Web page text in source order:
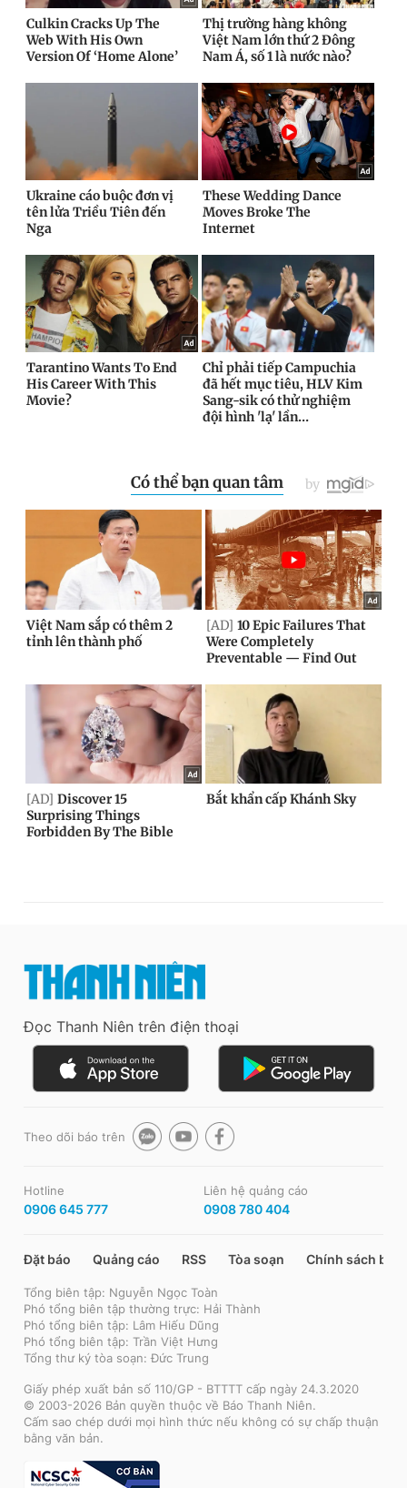
Đọc Thanh Niên trên điện thoại
Theo dõi báo trên
Hotline
0906 645 777
Liên hệ quảng cáo
0908 780 404
Đặt báo Quảng cáo RSS Tòa soạn Chính sách bảo
Tổng biên tập: Nguyễn Ngọc Toàn
Phó tổng biên tập thường trực: Hải Thành
Phó tổng biên tập: Lâm Hiếu Dũng
Phó tổng biên tập: Trần Việt Hưng
Tổng thư ký tòa soạn: Đức Trung
Giấy phép xuất bản số 110/GP - BTTTT cấp ngày 24.3.2020
© 2003-2026 Bản quyền thuộc về Báo Thanh Niên.
Cấm sao chép dưới mọi hình thức nếu không có sự chấp thuận
bằng văn bản.